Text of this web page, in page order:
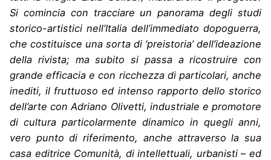
Si comincia con tracciare un panorama degli studi
storico-artistici nell’Italia dell’immediato dopoguerra,
che costituisce una sorta di ‘preistoria’ dell’ideazione
della rivista; ma subito si passa a ricostruire con
grande efficacia e con ricchezza di particolari, anche
inediti, il fruttuoso ed intenso rapporto dello storico
dell’arte con Adriano Olivetti, industriale e promotore
di cultura particolarmente dinamico in quegli anni,
vero punto di riferimento, anche attraverso la sua
casa editrice Comunità, di intellettuali, urbanisti – ed